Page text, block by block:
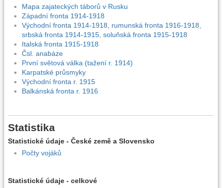
Mapa zajateckých táborů v Rusku
Západní fronta 1914-1918
Východní fronta 1914-1918, rumunská fronta 1916-1918,
srbská fronta 1914-1915, soluňská fronta 1915-1918
Italská fronta 1915-1918
Čsl. anabáze
První světová válka (tažení r. 1914)
Karpatské průsmyky
Východní fronta r. 1915
Balkánská fronta r. 1916
Statistika
Statistické údaje - České země a Slovensko
Počty vojáků
Statistické údaje - celkové